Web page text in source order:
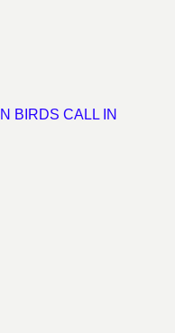
BIRDS CALL IN